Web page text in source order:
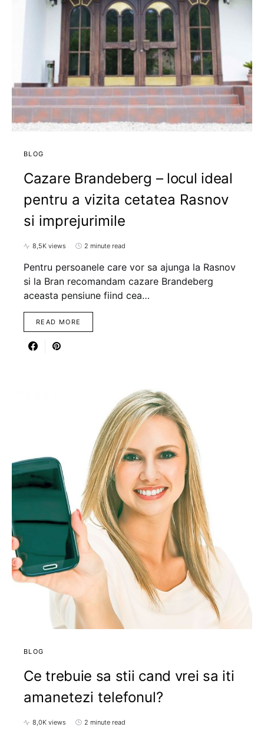
BLOG
Cazare Brandeberg – locul ideal
pentru a vizita cetatea Rasnov
si imprejurimile
8,5K views 2 minute read
Pentru persoanele care vor sa ajunga la Rasnov
si la Bran recomandam cazare Brandeberg
aceasta pensiune fiind cea…
READ MORE
BLOG
Ce trebuie sa stii cand vrei sa iti
amanetezi telefonul?
8,0K views 2 minute read